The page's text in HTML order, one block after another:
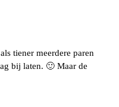
tiener meerdere paren
bij laten. 🙂 Maar de